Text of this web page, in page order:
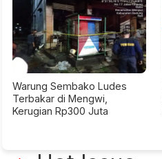
Warung Sembako Ludes
Terbakar di Mengwi,
Kerugian Rp300 Juta